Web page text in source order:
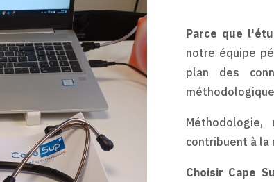
Parce que
notre équipe
plan des
contribuent à la
Choisir Cape